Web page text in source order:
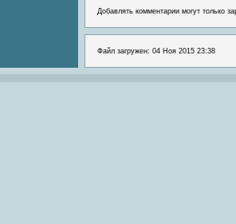
Добавлять комментарии могут только
Файл загружен: 04 Ноя 2015 23:38